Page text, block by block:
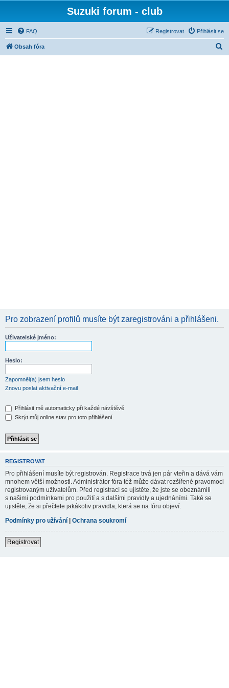
Suzuki forum - club
FAQ Přihlásit se
Registrovat
Obsah fóra
Pro zobrazení profilů musíte být zaregistrováni a přihlášeni.
Uživatelské jméno:
Heslo:
Zapomněl(a) jsem heslo
Znovu poslat aktivační e-mail
Přihlásit mě automaticky při každé návštěvě
Skrýt můj online stav pro toto přihlášení
REGISTROVAT
Pro přihlášení musíte být registrován. Registrace trvá jen pár vteřin a dává vám
mnohem větší možnosti. Administrátor fóra též může dávat rozšířené pravomoci
registrovaným uživatelům. Před registrací se ujistěte, že jste se obeznámili
s našimi podmínkami pro použití a s dalšími pravidly a ujednáními. Také se
ujistěte, že si přečtete jakákoliv pravidla, která se na fóru objeví.
Podmínky pro užívání | Ochrana soukromí
Registrovat